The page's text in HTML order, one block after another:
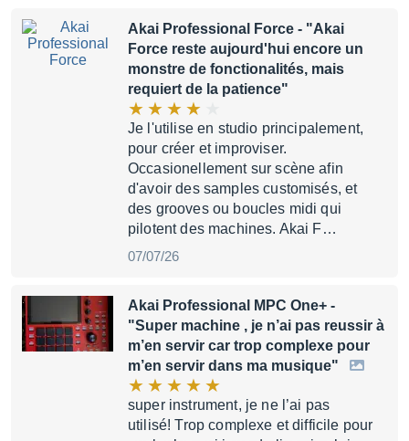
Akai Professional Force - "Akai
Force reste aujourd'hui encore un
monstre de fonctionalités, mais
requiert de la patience"
Je l'utilise en studio principalement,
pour créer et improviser.
Occasionellement sur scène afin
d'avoir des samples customisés, et
des grooves ou boucles midi qui
pilotent des machines. Akai F…
07/07/26
Akai Professional MPC One+ -
"Super machine , je n’ai pas reussir à
m’en servir car trop complexe pour
m’en servir dans ma musique"
super instrument, je ne l’ai pas
utilisé! Trop complexe et difficile pour